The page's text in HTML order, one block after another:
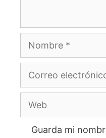
Nombre
Correo
electrónico
Web
Guarda mi